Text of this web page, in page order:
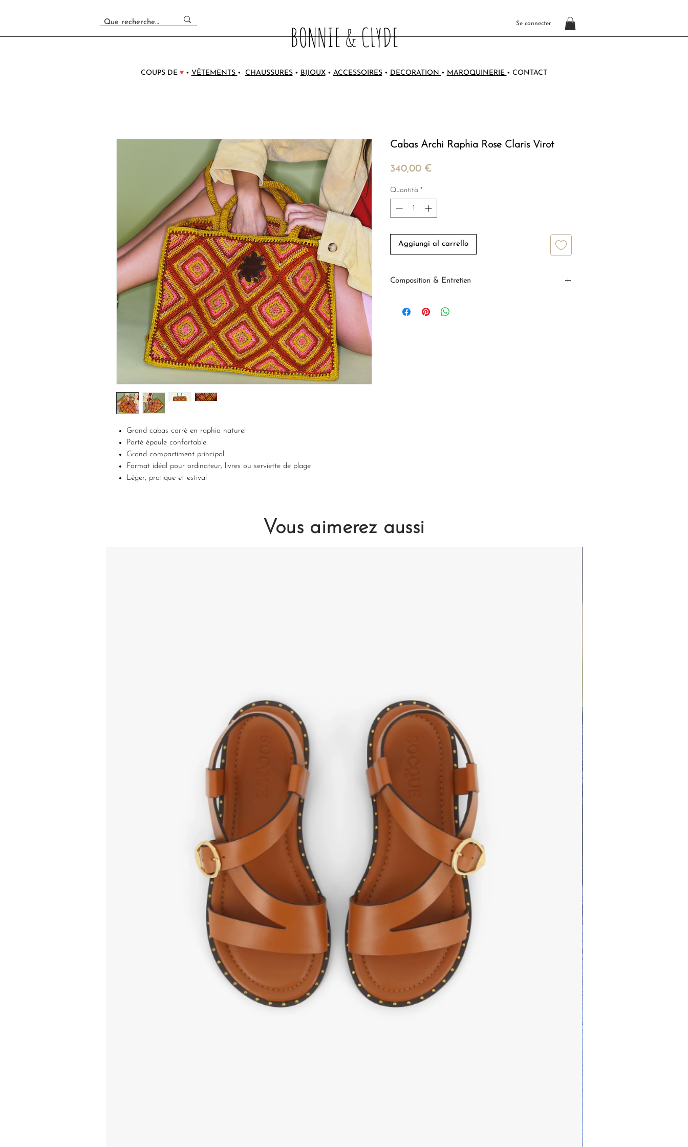
BONNIE & CLYDE Se connecter
COUPS DE ♥ • VÊTEMENTS • CHAUSSURES • BIJOUX• ACCESSOIRES• DECORATION • MAROQUINERIE • CONTACT
Grand cabas carré en raphia naturel
Porté épaule confortable
Grand compartiment principal
Format idéal pour ordinateur, livres ou serviette de plage
Léger, pratique et estival
Cabas Archi Raphia Rose Claris Virot
340,00 €
Quantità *
Aggiungi al carrello
Composition & Entretien
Longueur : 34 cm
Vous aimerez aussi